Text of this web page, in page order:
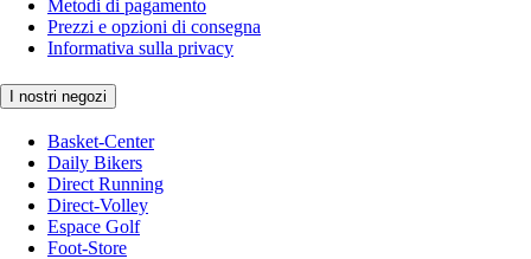
Metodi di pagamento
Prezzi e opzioni di consegna
Informativa sulla privacy
I nostri negozi
Basket-Center
Daily Bikers
Direct Running
Direct-Volley
Espace Golf
Foot-Store